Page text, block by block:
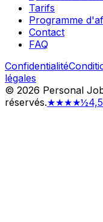
Tarifs
Programme
Contact
FAQ
Confidentialité
légales
© 2026 Personal
réservés.★★★★½